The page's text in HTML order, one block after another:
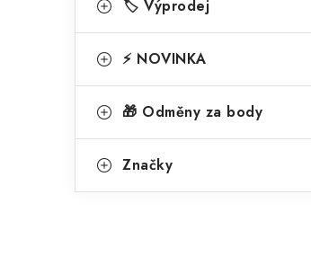
🏷️ Výprodej
⚡ NOVINKA
🎁 Odměny za body
Značky